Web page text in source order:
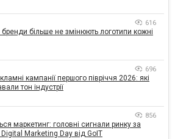
616
більше не змінюють логотипи кожні
696
кампанії першого півріччя 2026: які
тон індустрії
856
маркетинг: головні сигнали ринку за
Marketing Day від GoIT